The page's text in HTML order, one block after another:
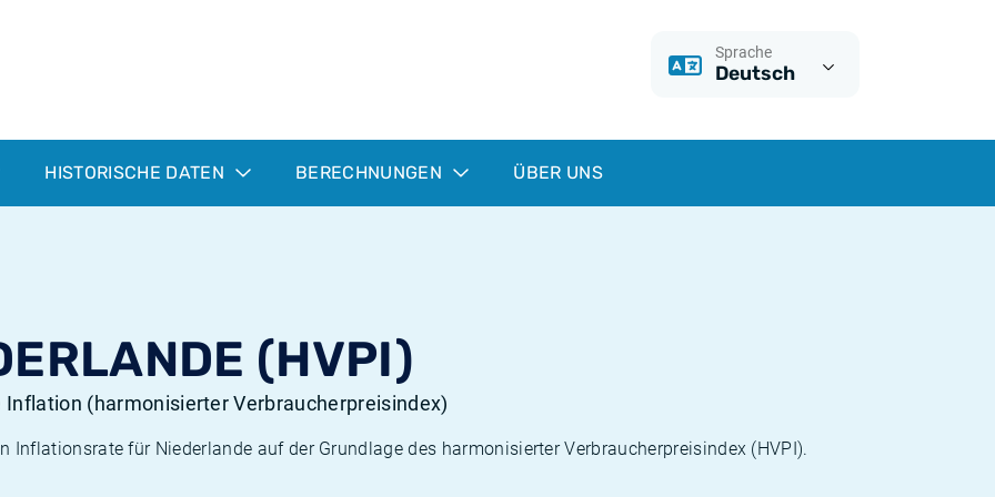
Sprache
Deutsch
HISTORISCHE DATEN BERECHNUNGEN ÜBER UNS
(HVPI)
(harmonisierter Verbraucherpreisindex)
Inflationsrate für Niederlande auf der Grundlage des harmonisierter Verbraucherpreisindex (HVPI).